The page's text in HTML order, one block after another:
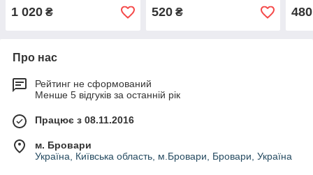
1 020 ₴ 520₴ 480
Про нас
Рейтинг не сформований
Менше 5 відгуків за останній рік
Працює з 08.11.2016
м. Бровари
Україна, Київська область, м.Бровари, Бровари, Україна